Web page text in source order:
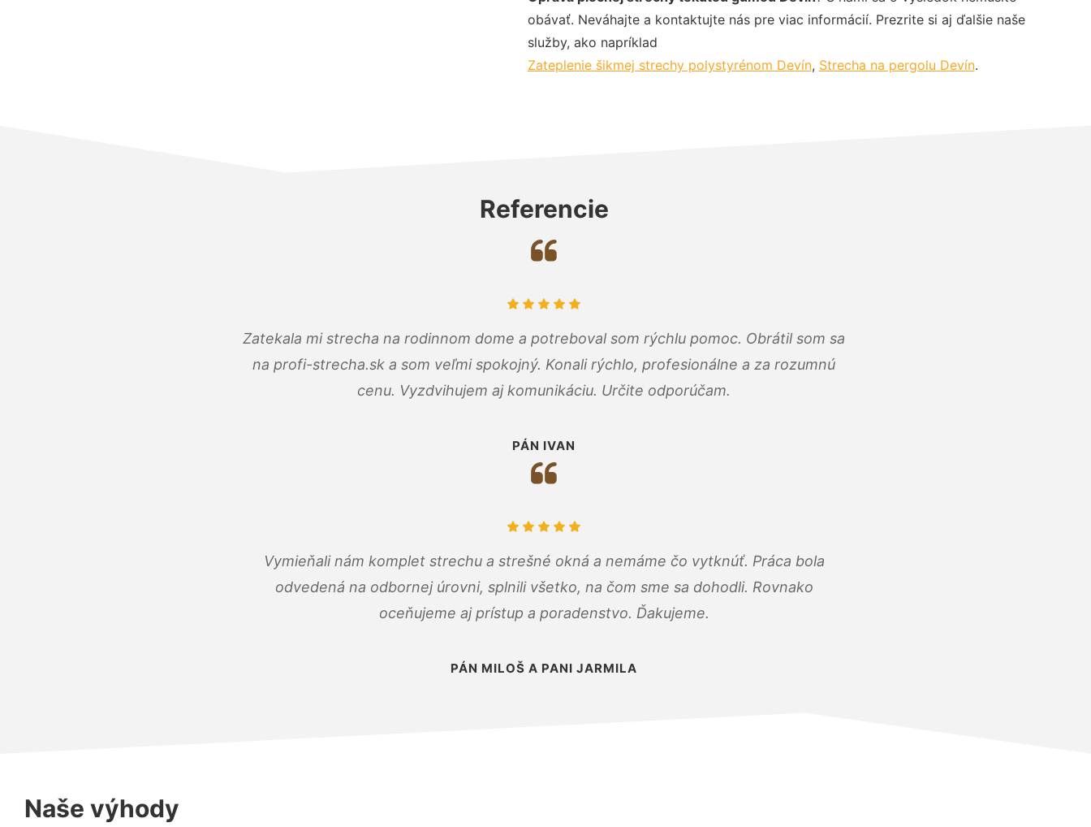
obávať. Neváhajte a kontaktujte nás pre viac informácií. Prezrite si aj ďalšie naše
služby, ako napríklad
Zateplenie šikmej strechy polystyrénom Devín, Strecha na pergolu Devín.
Referencie
Zatekala mi strecha na rodinnom dome a potreboval som rýchlu pomoc. Obrátil som sa
na profi-strecha.sk a som veľmi spokojný. Konali rýchlo, profesionálne a za rozumnú
cenu. Vyzdvihujem aj komunikáciu. Určite odporúčam.
PÁN IVAN
Vymieňali nám komplet strechu a strešné okná a nemáme čo vytknúť. Práca bola
odvedená na odbornej úrovni, splnili všetko, na čom sme sa dohodli. Rovnako
oceňujeme aj prístup a poradenstvo. Ďakujeme.
PÁN MILOŠ A PANI JARMILA
Naše výhody